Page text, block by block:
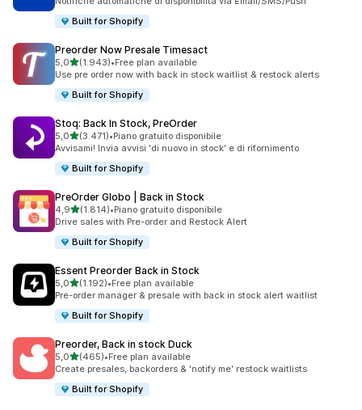
Built for Shopify
Preorder Now Presale Timesact
5,0stelle su 5
(1.943)
1943 recensioni totali
•Free plan available
Use pre order now with back in stock waitlist & restock alerts
Built for Shopify
Stoq: Back In Stock, PreOrder
5,0stelle su 5
(3.471)
3471 recensioni totali
•Piano gratuito disponibile
Avvisami! Invia avvisi 'di nuovo in stock' e di rifornimento
Built for Shopify
PreOrder Globo | Back in Stock
4,9stelle su 5
(1.814)
1814 recensioni totali
•Piano gratuito disponibile
Drive sales with Pre-order and Restock Alert
Built for Shopify
Essent Preorder Back in Stock
5,0stelle su 5
(1.192)
1192 recensioni totali
•Free plan available
Pre-order manager & presale with back in stock alert waitlist
Built for Shopify
Preorder, Back in stock Duck
5,0stelle su 5
(465)
465 recensioni totali
•Free plan available
Create presales, backorders & 'notify me' restock waitlists
Built for Shopify